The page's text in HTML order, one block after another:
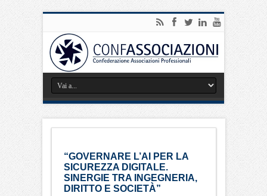
“GOVERNARE L’AI PER LA
SICUREZZA DIGITALE.
SINERGIE TRA INGEGNERIA,
DIRITTO E SOCIETÀ”